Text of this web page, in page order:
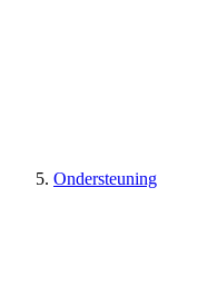
Ondersteuning